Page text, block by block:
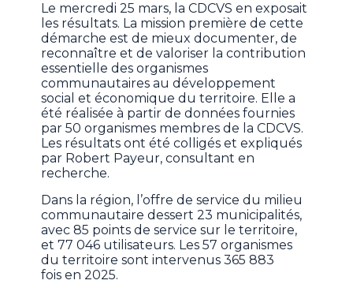
Le mercredi 25 mars, la CDCVS en exposait
les résultats. La mission première de cette
démarche est de mieux documenter, de
reconnaître et de valoriser la contribution
essentielle des organismes
communautaires au développement
social et économique du territoire. Elle a
été réalisée à partir de données fournies
par 50 organismes membres de la CDCVS.
Les résultats ont été colligés et expliqués
par Robert Payeur, consultant en
recherche.
Dans la région, l’offre de service du milieu
communautaire dessert 23 municipalités,
avec 85 points de service sur le territoire,
et 77 046 utilisateurs. Les 57 organismes
du territoire sont intervenus 365 883
fois en 2025.